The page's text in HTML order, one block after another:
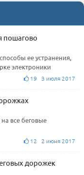
пошагово
ее устранения,
электроники
19 3 июля 2017
все беговые
12 2 июня 2017
дорожек